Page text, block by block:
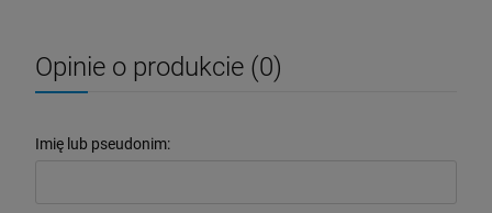
Opinie o produkcie (0)
Imię lub pseudonim: